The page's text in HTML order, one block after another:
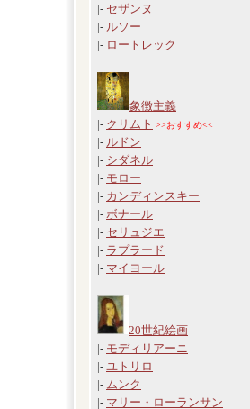
|- セザンヌ
|- ルソー
|- ロートレック
象徴主義
|- クリムト >>おすすめ<<
|- ルドン
|- シダネル
|- モロー
|- カンディンスキー
|- ボナール
|- セリュジエ
|- ラプラード
|- マイヨール
20世紀絵画
|- モディリアーニ
|- ユトリロ
|- ムンク
|- マリー・ローランサン